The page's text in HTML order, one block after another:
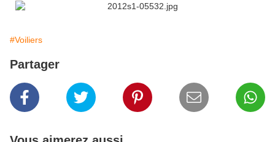
#Voiliers
Partager